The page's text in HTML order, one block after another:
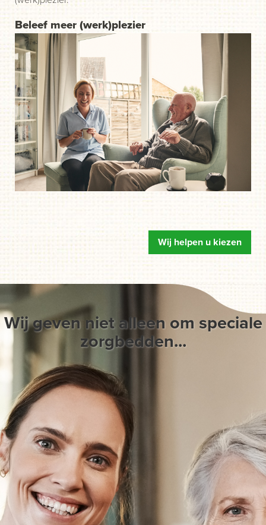
Beleef meer (werk)plezier
Wij helpen u kiezen
Wij geven niet alleen om speciale
zorgbedden...